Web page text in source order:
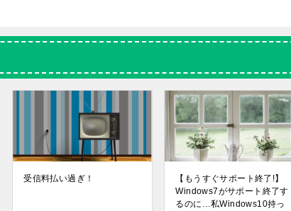
受信料払い過ぎ！
【もうすぐサポート終了!】
Windows7がサポート終了す
るのに…私Windows10持っ